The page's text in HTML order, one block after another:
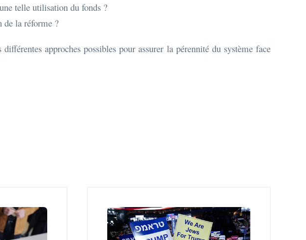
telle utilisation du fonds ?
de la réforme ?
approches possibles pour assurer la pérennité du système face